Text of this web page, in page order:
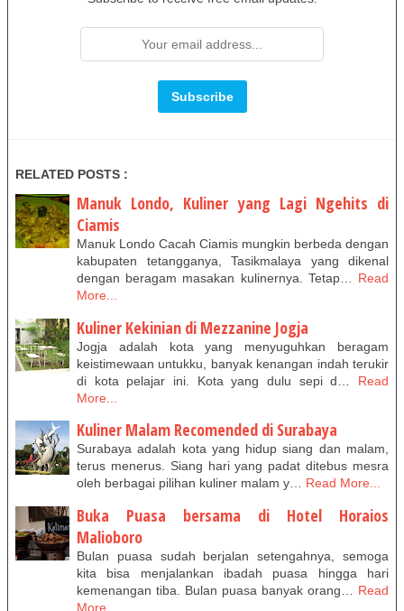
RELATED POSTS :
Manuk Londo, Kuliner yang Lagi Ngehits di
Ciamis
Manuk Londo Cacah Ciamis mungkin berbeda dengan
kabupaten tetangganya, Tasikmalaya yang dikenal
dengan beragam masakan kulinernya. Tetap…
Read
More...
Kuliner Kekinian di Mezzanine Jogja
Jogja adalah kota yang menyuguhkan beragam
keistimewaan untukku, banyak kenangan indah terukir
di kota pelajar ini. Kota yang dulu sepi d…
Read
More...
Kuliner Malam Recomended di Surabaya
Surabaya adalah kota yang hidup siang dan malam,
terus menerus. Siang hari yang padat ditebus mesra
oleh berbagai pilihan kuliner malam y…
Read More...
Buka Puasa bersama di Hotel Horaios
Malioboro
Bulan puasa sudah berjalan setengahnya, semoga
kita bisa menjalankan ibadah puasa hingga hari
kemenangan tiba. Bulan puasa banyak orang…
Read
More...